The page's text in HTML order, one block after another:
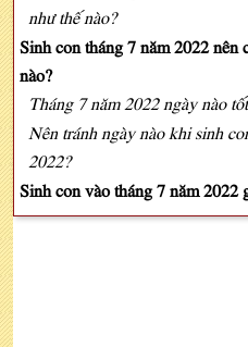
như thế nào?
Sinh con tháng 7 năm 2022 nên
nào?
Tháng 7 năm 2022 ngày nào
Nên tránh ngày nào khi sinh
2022?
Sinh con vào tháng 7 năm 2022